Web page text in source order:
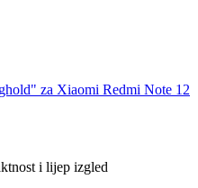
za Xiaomi Redmi Note 12
i lijep izgled